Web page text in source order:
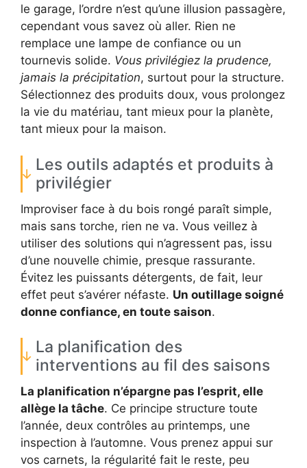
le garage, l’ordre n’est qu’une illusion passagère,
cependant vous savez où aller. Rien ne
remplace une lampe de confiance ou un
tournevis solide. Vous privilégiez la prudence,
jamais la précipitation, surtout pour la structure.
Sélectionnez des produits doux, vous prolongez
la vie du matériau, tant mieux pour la planète,
tant mieux pour la maison.
Les outils adaptés et produits à
privilégier
Improviser face à du bois rongé paraît simple,
mais sans torche, rien ne va. Vous veillez à
utiliser des solutions qui n’agressent pas, issu
d’une nouvelle chimie, presque rassurante.
Évitez les puissants détergents, de fait, leur
effet peut s’avérer néfaste. Un outillage soigné
donne confiance, en toute saison.
La planification des
interventions au fil des saisons
La planification n’épargne pas l’esprit, elle
allège la tâche. Ce principe structure toute
l’année, deux contrôles au printemps, une
inspection à l’automne. Vous prenez appui sur
vos carnets, la régularité fait le reste, peu